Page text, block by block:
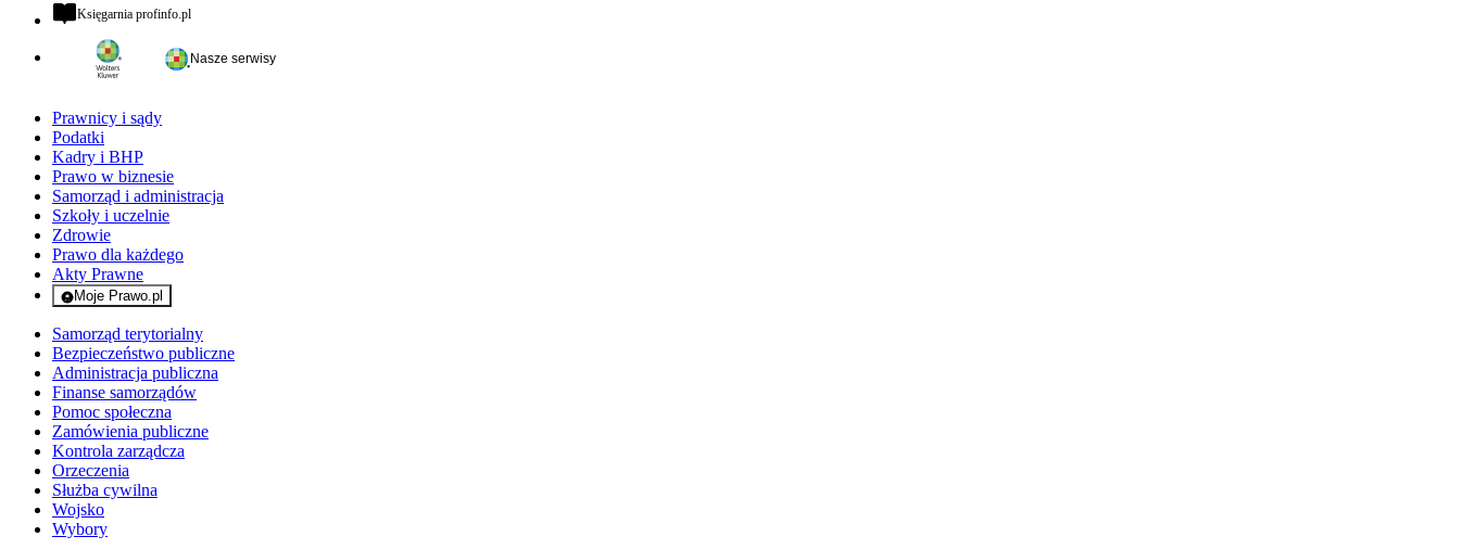
Księgarnia profinfo.plotwiera się w nowej karcie
Nasze serwisy
Prawnicy i sądy
Podatki
Kadry i BHP
Prawo w biznesie
Samorząd i administracja
Szkoły i uczelnie
Zdrowie
Prawo dla każdego
Akty Prawne
Moje Prawo.pl
- rejestracja i logowanie do serwisu
Samorząd terytorialny
Bezpieczeństwo publiczne
Administracja publiczna
Finanse samorządów
Pomoc społeczna
Zamówienia publiczne
Kontrola zarządcza
Orzeczenia
Służba cywilna
Wojsko
Wybory